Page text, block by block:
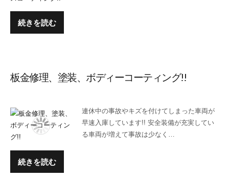
続きを読む
板金修理、塗装、ボディーコーティング!!
連休中の事故やキズを付けてしまった車両が
早速入庫しています!! 安全装備が充実してい
る車両が増えて事故は少なく…
続きを読む